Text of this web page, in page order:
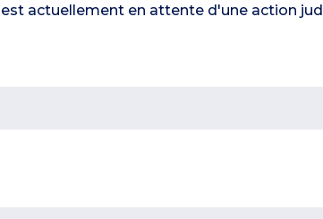
actuellement en attente d'une action